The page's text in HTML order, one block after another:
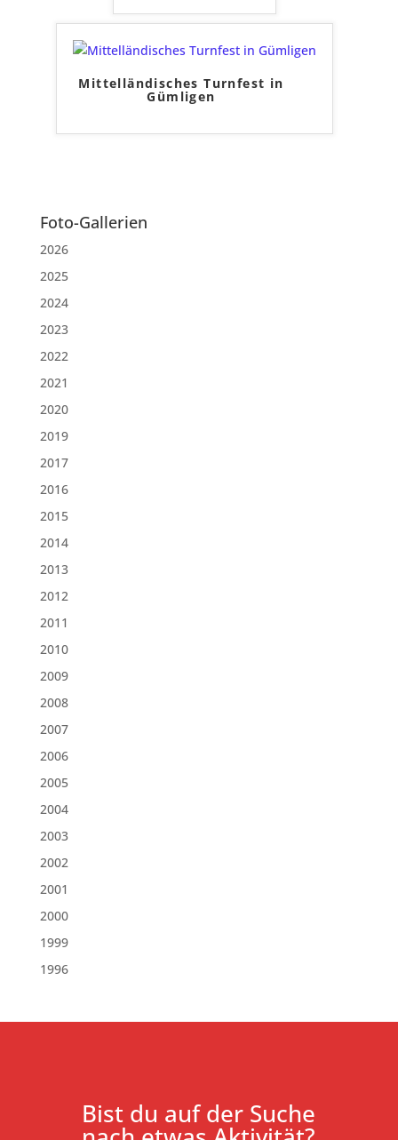
Mittelländisches Turnfest in
Gümligen
Foto-Gallerien
2026
2025
2024
2023
2022
2021
2020
2019
2017
2016
2015
2014
2013
2012
2011
2010
2009
2008
2007
2006
2005
2004
2003
2002
2001
2000
1999
1996
Bist du auf der Suche